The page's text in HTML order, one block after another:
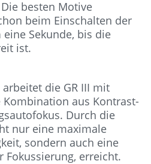
besten Motive
beim Einschalten der
Sekunde, bis die
ist.
die GR III mit
Kombination aus Kontrast-
Durch die
nur eine maximale
sondern auch eine
Fokussierung, erreicht.